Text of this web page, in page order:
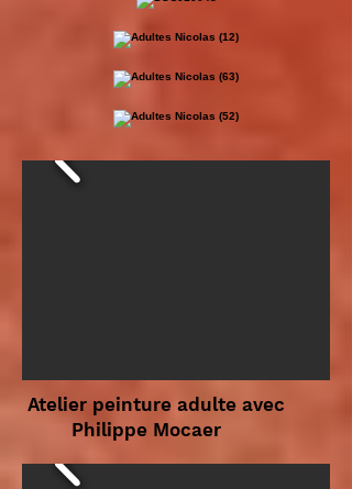
Atelier peinture adulte avec
Philippe Mocaer